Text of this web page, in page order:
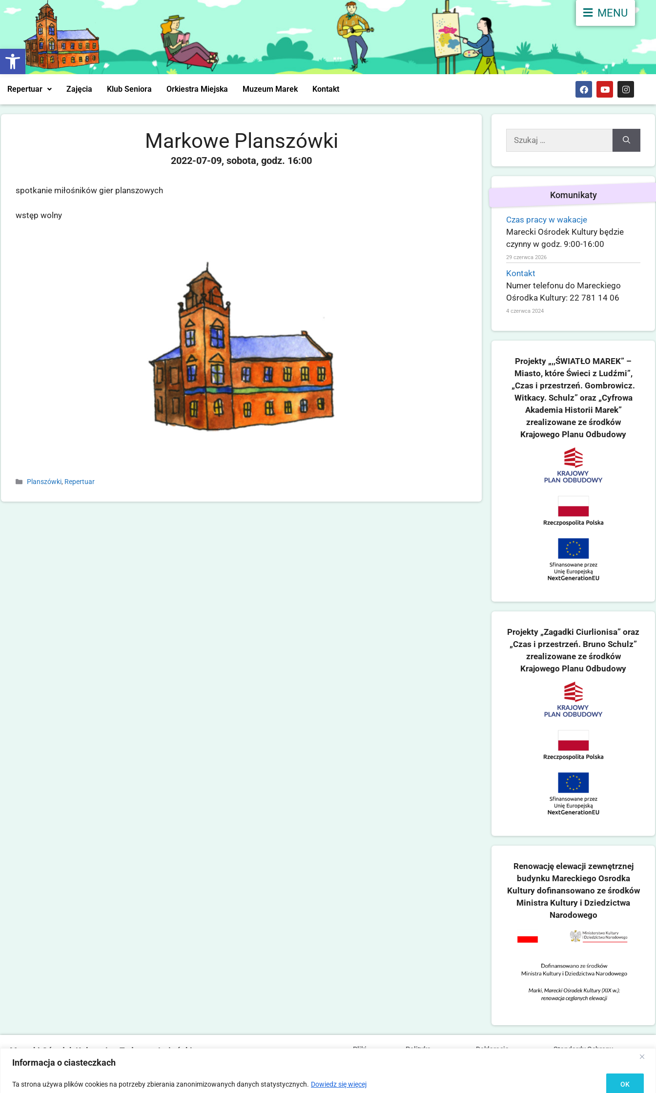
Otwórz pasek narzędzi
Informacja o ciasteczkach
Ta strona używa plików cookies na potrzeby zbierania zanonimizowanych danych statystycznych. Dowiedz się więcej OK
MENU
Repertuar Zajęcia Klub Seniora Orkiestra Miejska Muzeum Marek Kontakt
Markowe Planszówki
2022-07-09 sobota 16:00
spotkanie miłośników gier planszowych
wstęp wolny
Planszówki, Repertuar
Komunikaty
Czas pracy w wakacje
Marecki Ośrodek Kultury będzie
czynny w godz. 9:00-16:00
29 czerwca 2026
Kontakt
Numer telefonu do Mareckiego
Ośrodka Kultury: 22 781 14 06
4 czerwca 2024
Projekty „,,ŚWIATŁO MAREK” –
Miasto, które Świeci z Ludźmi”,
„Czas i przestrzeń. Gombrowicz.
Witkacy. Schulz” oraz „Cyfrowa
Akademia Historii Marek”
zrealizowane ze środków
Krajowego Planu Odbudowy
Projekty „Zagadki Ciurlionisa” oraz
„Czas i przestrzeń. Bruno Schulz”
zrealizowane ze środków
Krajowego Planu Odbudowy
Renowację elewacji zewnętrznej
budynku Mareckiego Osrodka
Kultury dofinansowano ze środków
Ministra Kultury i Dziedzictwa
Narodowego
Marecki Ośrodek Kultury im. Tadeusza Lużyńskiego
ul. Fabryczna 2, 05-270 Marki
Pliki
Polityka
Deklaracja
Standardy Ochrony